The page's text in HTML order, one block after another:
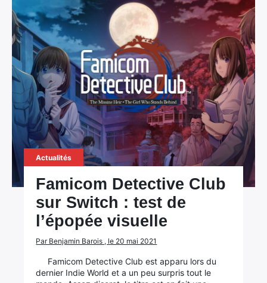
Actualités
Famicom Detective Club
sur Switch : test de
l’épopée visuelle
Par Benjamin Barois , le 20 mai 2021
Famicom Detective Club est apparu lors du
dernier Indie World et a un peu surpris tout le